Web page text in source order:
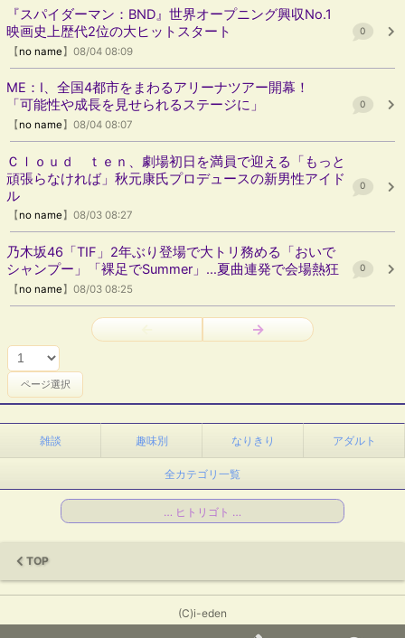
『スパイダーマン：BND』世界オープニング興収No.1
映画史上歴代2位の大ヒットスタート
【no name 】08/04 08:09
0
ME：I、全国4都市をまわるアリーナツアー開幕！
「可能性や成長を見せられるステージに」
【no name 】08/04 08:07
0
Ｃｌｏｕｄ ｔｅｎ、劇場初日を満員で迎える「もっと
頑張らなければ」秋元康氏プロデュースの新男性アイド
ル
【no name 】08/03 08:27
0
乃木坂46「TIF」2年ぶり登場で大トリ務める「おいで
シャンプー」「裸足でSummer」…夏曲連発で会場熱狂
【no name】08/03 08:25
0
← →
雑談 趣味別 なりきり アダルト
全カテゴリ一覧
… ヒトリゴト …
TOP
(C)i-eden